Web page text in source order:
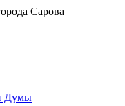
Сарова
Думы